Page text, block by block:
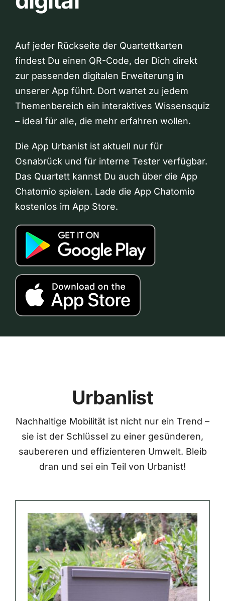
Auf jeder Rückseite der Quartettkarten
findest Du einen QR-Code, der Dich direkt
zur passenden digitalen Erweiterung in
unserer App führt. Dort wartet zu jedem
Themenbereich ein interaktives Wissensquiz
– ideal für alle, die mehr erfahren wollen.
Die App Urbanist ist aktuell nur für
Osnabrück und für interne Tester verfügbar.
Das Quartett kannst Du auch über die App
Chatomio spielen. Lade die App Chatomio
kostenlos im App Store.
Urbanlist
Nachhaltige Mobilität ist nicht nur ein Trend –
sie ist der Schlüssel zu einer gesünderen,
saubereren und effizienteren Umwelt. Bleib
dran und sei ein Teil von Urbanist!